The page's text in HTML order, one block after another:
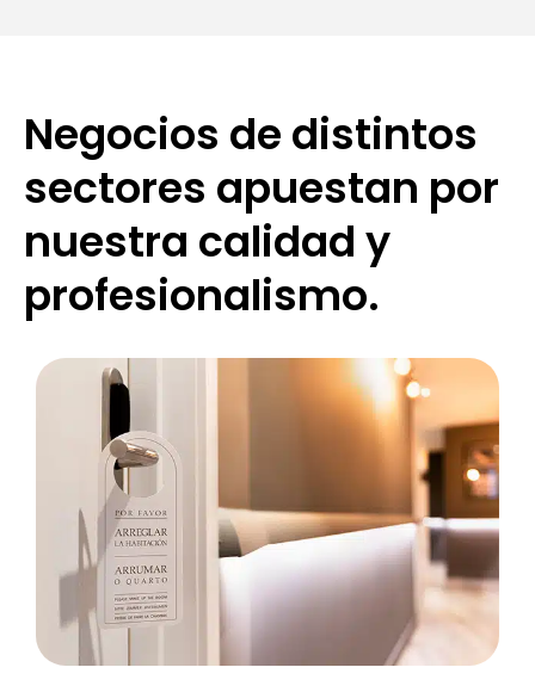
Negocios de distintos
sectores apuestan por
nuestra calidad y
profesionalismo.